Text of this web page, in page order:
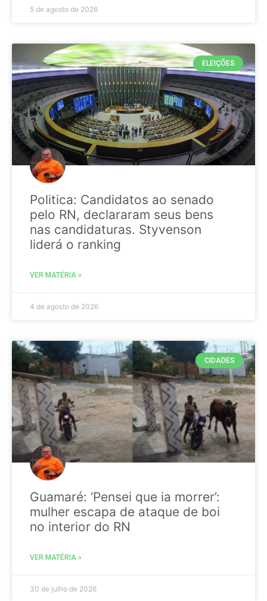
5 de agosto de 2026
ELEIÇÕES
Politica: Candidatos ao senado
pelo RN, declararam seus bens
nas candidaturas. Styvenson
liderá o ranking
VER MATÉRIA »
4 de agosto de 2026
CIDADES
Guamaré: ‘Pensei que ia morrer’:
mulher escapa de ataque de boi
no interior do RN
VER MATÉRIA »
30 de julho de 2026